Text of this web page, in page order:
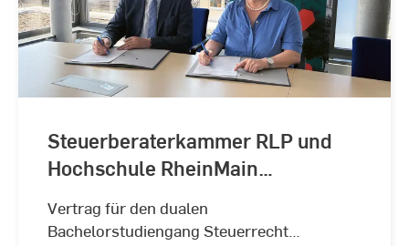
Steuerberaterkammer RLP und
Hochschule RheinMain
Vertrag für den dualen
Bachelorstudiengang Steuerrecht